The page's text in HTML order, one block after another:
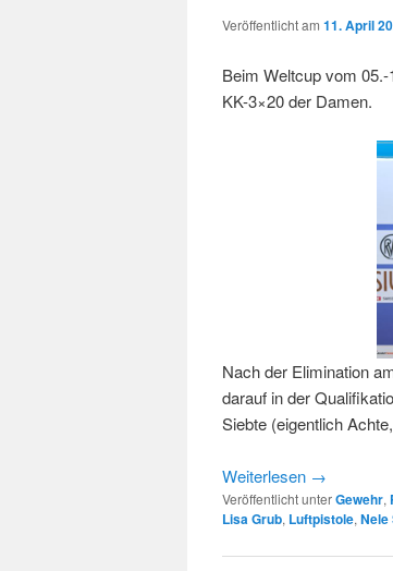
Veröffentlicht am 11. April
Beim Weltcup vom
KK-3×20 der Damen.
Nach der Elimination
darauf in der
Siebte (eigentlich
Weiterlesen →
Veröffentlicht unterGewehr,
Lisa Grub, Luftpistole, Nele